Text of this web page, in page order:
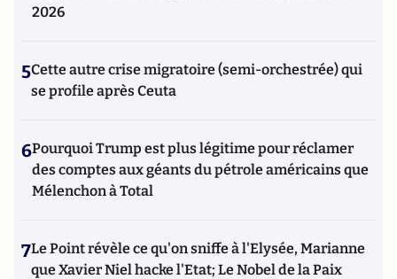
2026
5Cette autre crise migratoire (semi-orchestrée) qui
se profile après Ceuta
6Pourquoi Trump est plus légitime pour réclamer
des comptes aux géants du pétrole américains que
Mélenchon à Total
7Le Point révèle ce qu'on sniffe à l'Elysée, Marianne
que Xavier Niel hacke l'Etat; Le Nobel de la Paix